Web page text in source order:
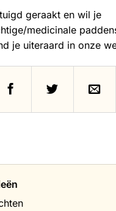
geraakt en wil je
medicinale
je uiteraard in onze